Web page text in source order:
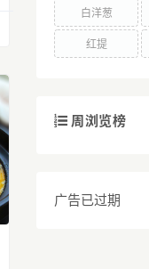
白洋葱
红提
周浏览榜
广告已过期